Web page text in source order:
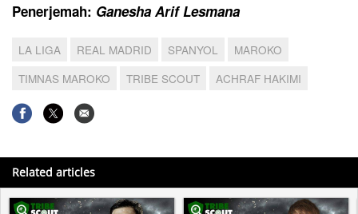
Penerjemah: Ganesha Arif Lesmana
LA LIGA REAL MADRID SPANYOL
MAROKO
TIMNAS MAROKO
TRIBE SCOUT ACHRAF HAKIMI
Related articles